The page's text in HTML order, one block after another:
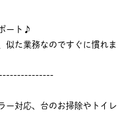
ート♪
た業務なのですぐに慣れま
ー対応、台のお掃除やトイレ